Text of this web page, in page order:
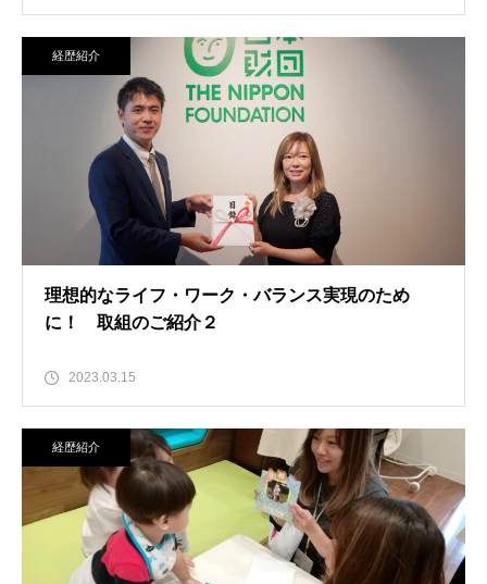
経歴紹介
理想的なライフ・ワーク・バランス実現のため
に！ 取組のご紹介２
2023.03.15
経歴紹介